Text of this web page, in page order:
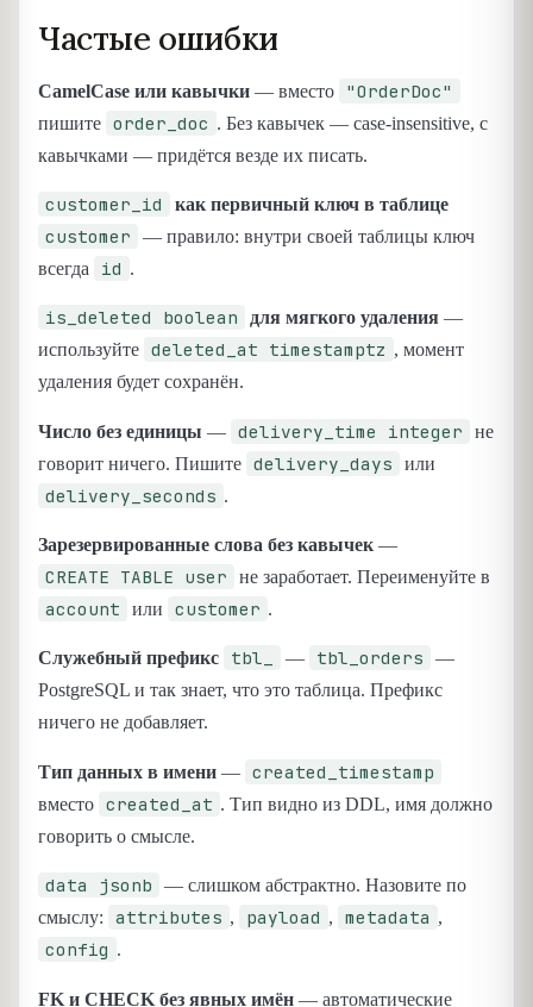
Частые ошибки
CamelCase или кавычки — вместо "OrderDoc"
пишите order_doc . Без кавычек — case-insensitive, с
кавычками — придётся везде их писать.
customer_id как первичный ключ в таблице
customer
— правило: внутри своей таблицы ключ
всегда
id .
is_deleted boolean для мягкого удаления —
используйте deleted_at timestamptz , момент
удаления будет сохранён.
Число без единицы — delivery_time integer
не
говорит ничего. Пишите delivery_days или
delivery_seconds .
Зарезервированные слова без кавычек —
CREATE TABLE user не заработает. Переименуйте в
account или customer .
Служебный префикс tbl_ — tbl_orders
—
PostgreSQL и так знает, что это таблица. Префикс
ничего не добавляет.
Тип данных в имени — created_timestamp
вместо created_at . Тип видно из DDL, имя должно
говорить о смысле.
data jsonb
— слишком абстрактно. Назовите по
смыслу:
attributes , payload , metadata ,
config .
FK и CHECK без явных имён — автоматические